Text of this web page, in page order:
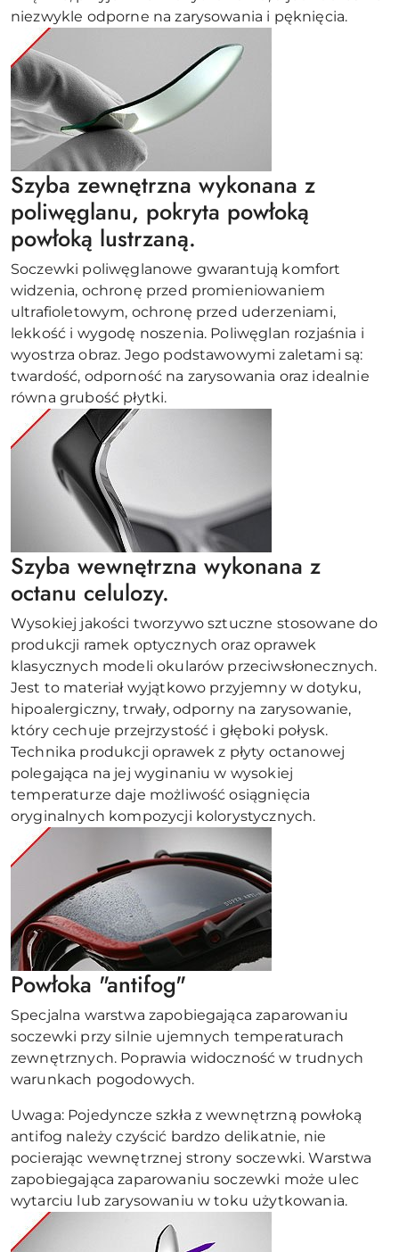
niezwykle odporne na zarysowania i pęknięcia.
Szyba zewnętrzna wykonana z
poliwęglanu, pokryta powłoką
powłoką lustrzaną.
Soczewki poliwęglanowe gwarantują komfort
widzenia, ochronę przed promieniowaniem
ultrafioletowym, ochronę przed uderzeniami,
lekkość i wygodę noszenia. Poliwęglan rozjaśnia i
wyostrza obraz. Jego podstawowymi zaletami są:
twardość, odporność na zarysowania oraz idealnie
równa grubość płytki.
Szyba wewnętrzna wykonana z
octanu celulozy.
Wysokiej jakości tworzywo sztuczne stosowane do
produkcji ramek optycznych oraz oprawek
klasycznych modeli okularów przeciwsłonecznych.
Jest to materiał wyjątkowo przyjemny w dotyku,
hipoalergiczny, trwały, odporny na zarysowanie,
który cechuje przejrzystość i głęboki połysk.
Technika produkcji oprawek z płyty octanowej
polegająca na jej wyginaniu w wysokiej
temperaturze daje możliwość osiągnięcia
oryginalnych kompozycji kolorystycznych.
Powłoka "antifog"
Specjalna warstwa zapobiegająca zaparowaniu
soczewki przy silnie ujemnych temperaturach
zewnętrznych. Poprawia widoczność w trudnych
warunkach pogodowych.
Uwaga: Pojedyncze szkła z wewnętrzną powłoką
antifog należy czyścić bardzo delikatnie, nie
pocierając wewnętrznej strony soczewki. Warstwa
zapobiegająca zaparowaniu soczewki może ulec
wytarciu lub zarysowaniu w toku użytkowania.